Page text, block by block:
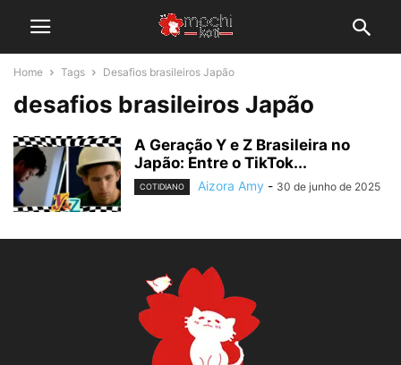
Home Tags Desafios brasileiros Japão
desafios brasileiros Japão
A Geração Y e Z Brasileira no
Japão: Entre o TikTok...
COTIDIANO Aizora Amy - 30 de junho de 2025